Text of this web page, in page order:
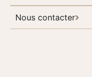
Nous contacter